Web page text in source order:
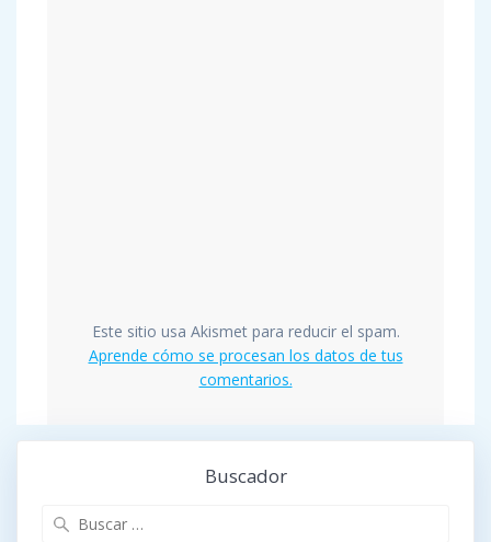
Este sitio usa Akismet para reducir el spam.
Aprende cómo se procesan los datos de tus
comentarios.
Buscador